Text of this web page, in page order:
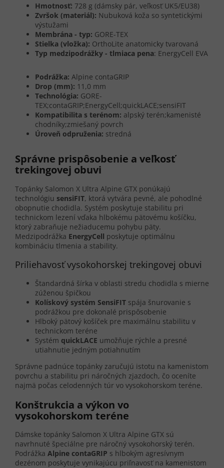
Hmotnosť: 728 g (dámsky pár, veľkosť UK5/EU38)
Zvršok (materiál): Nubuková koža so syntetickými
výstužami
Membrána - typ: GORE-TEX
Stielka (vložka): OrthoLite anatomicky tvarovaná
Typ medzipodrážky - tlmiaca pena: EnergyCell EVA
Podrážka: Alpine contaGRIP
Drop (mm): 11,0 mm
Technológia: GORE-
TEX;contaGRIP;EnergyCell;quickLACE;sensiFIT
Kompatibilita s terénom: alpský terén;kamenisté
chodníky;zmiešaný povrch
Úroveň odpruženia: stredná
Správne prispôsobenie a veľkosť
trekingovej obuvi
Topánky Salomon X Ultra Alpine GTX ponúkajú
technológiu sensiFIT, ktorá vytvára pevné, ale pohodlné
obopnutie chodidla. Systém poskytuje stabilitu pri
technickom lezení vďaka hlbokému pätovému košíčku,
ktorý zabraňuje nežiaducemu pohybu päty.
Medzipodrážka EnergyCell poskytuje optimálnu
kombináciu tlmenia a stability.
Priliehavosť vysokohorskej trekingovej obuvi
Štandardná šírka v oblasti stredu chodidla s mierne
zúženou špičkou
Kolískový systém SensiFIT spája šnurovanie s
podrážkou pre dokonalé prispôsobenie
Hlboký pätový košíček pre maximálnu stabilitu v
technickom teréne
Systém quickLACE umožňuje rýchle a presné
utiahnutie jedným potiahnutím
Správne padnúce topánky zaručujú istotu na kamenistom
povrchu a stabilitu pri náročných zjazdoch, čo oceníte
najmä počas celodenných túr vo vysokohorskom teréne.
Konštrukcia a výkon vo
vysokohorskom teréne
Dámske topánky Salomon X Ultra Alpine GTX sú
navrhnuté špeciálne pre náročný vysokohorský terén.
Podrážka Alpine contaGRIP s hlbokým agresívnym
dezénom poskytuje vynikajúcu priľnavosť na kamenistom